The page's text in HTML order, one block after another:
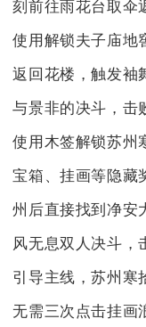
刻前往雨花台取伞
使用解锁夫子庙地
返回花楼，触发袖
与景非的决斗，击
使用木签解锁苏州
宝箱、挂画等隐藏
州后直接找到净安
风无息双人决斗，
引导主线，苏州寒
无需三次点击挂画